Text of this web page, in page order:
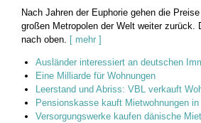
Nach Jahren der Euphorie gehen die
großen Metropolen der Welt weiter zurück.
nach oben. [ mehr ]
Ausländer interessiert an deutschen
Eine Milliarde für Wohnungen
Leerstand und Abriss: VBL verkauft
Pensionskasse kauft Mietwohnungen in
Versorgungswerke kaufen dänische